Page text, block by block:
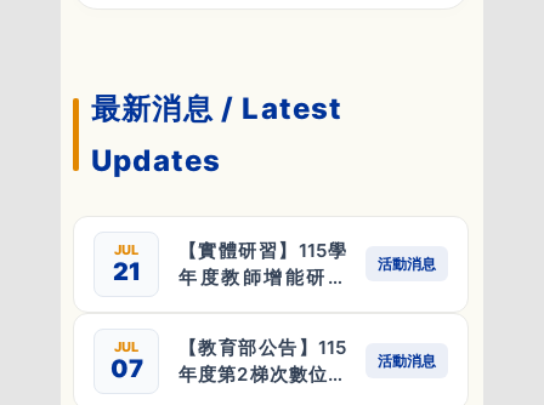
最新消息 / Latest
Updates
JUL
21
【實體研習】115學
年度教師增能研習
研究」
活動消息
JUL
07
【教育部公告】115
年度第2梯次數位學
活動消息